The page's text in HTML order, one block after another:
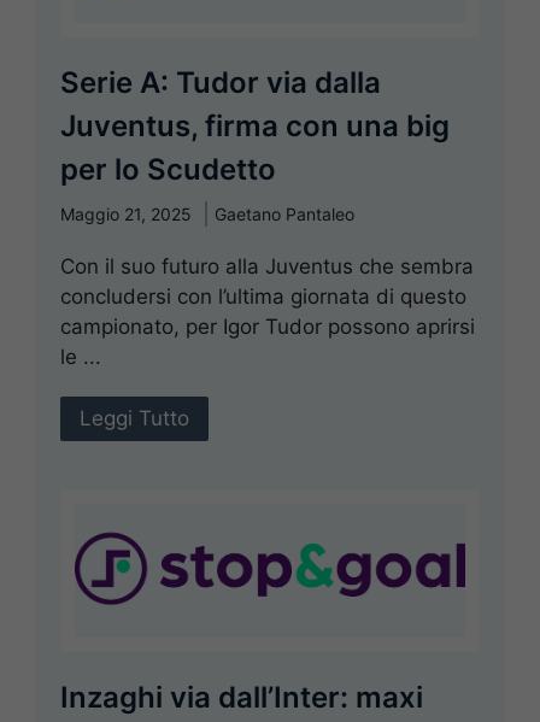
Serie A: Tudor via dalla
Juventus, firma con una big
per lo Scudetto
Maggio 21, 2025 Gaetano Pantaleo
Con il suo futuro alla Juventus che sembra
concludersi con l’ultima giornata di questo
campionato, per Igor Tudor possono aprirsi
le ...
Leggi Tutto
Inzaghi via dall’Inter: maxi